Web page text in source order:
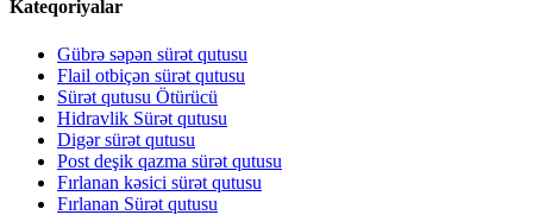
Kateqoriyalar
Gübrə səpən sürət qutusu
Flail otbiçən sürət qutusu
Sürət qutusu Ötürücü
Hidravlik Sürət qutusu
Digər sürət qutusu
Post deşik qazma sürət qutusu
Fırlanan kəsici sürət qutusu
Fırlanan Sürət qutusu